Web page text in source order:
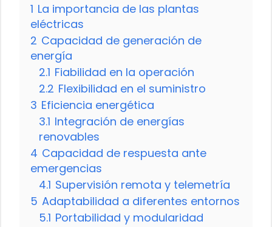
1 La importancia de las plantas
eléctricas
2 Capacidad de generación de
energía
2.1 Fiabilidad en la operación
2.2 Flexibilidad en el suministro
3 Eficiencia energética
3.1 Integración de energías
renovables
4 Capacidad de respuesta ante
emergencias
4.1 Supervisión remota y telemetría
5 Adaptabilidad a diferentes entornos
5.1 Portabilidad y modularidad